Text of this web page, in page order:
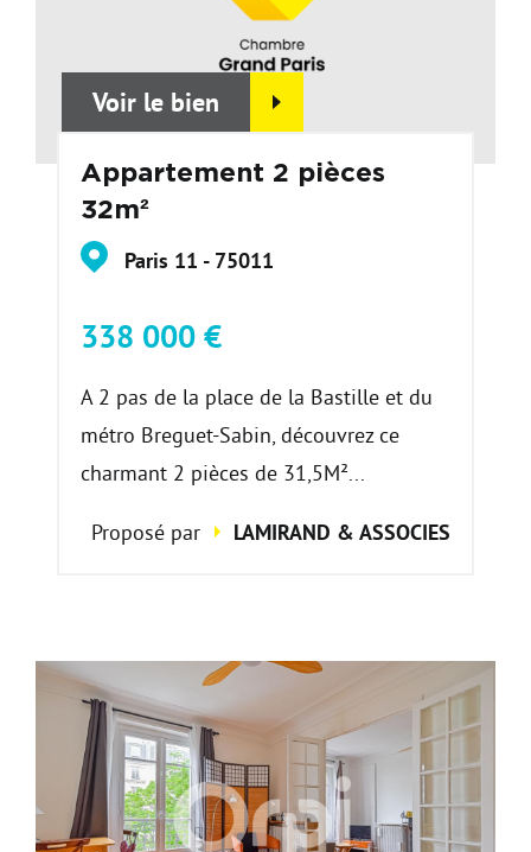
Voir le bien
Appartement 2 pièces
32m²
Paris 11 - 75011
338 000 €
A 2 pas de la place de la Bastille et du
métro Breguet-Sabin, découvrez ce
charmant 2 pièces de 31,5M²...
Proposé par LAMIRAND & ASSOCIES